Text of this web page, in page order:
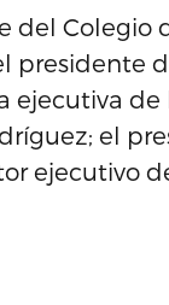
del Colegio
presidente
ejecutiva
el
ejecutivo